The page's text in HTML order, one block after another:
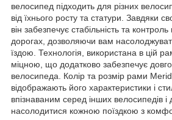
велосипед підходить для різних
від їхнього росту та статури. Завдяки
він забезпечує стабільність та
дорогах, дозволяючи вам
їздою. Технологія, використана в цій
міцною, що додатково забезпечує
велосипеда. Колір та розмір рами
відображають його характеристики і
впізнаваним серед інших велосипедів і
насолодитися кожною поїздкою з